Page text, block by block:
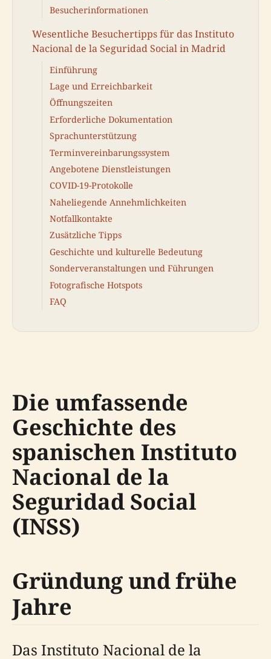
Besucherinformationen
Wesentliche Besuchertipps für das Instituto
Nacional de la Seguridad Social in Madrid
Einführung
Lage und Erreichbarkeit
Öffnungszeiten
Erforderliche Dokumentation
Sprachunterstützung
Terminvereinbarungssystem
Angebotene Dienstleistungen
COVID-19-Protokolle
Naheliegende Annehmlichkeiten
Notfallkontakte
Zusätzliche Tipps
Geschichte und kulturelle Bedeutung
Sonderveranstaltungen und Führungen
Fotografische Hotspots
FAQ
Die umfassende
Geschichte des
spanischen Instituto
Nacional de la
Seguridad Social
(INSS)
Gründung und frühe
Jahre
Das Instituto Nacional de la